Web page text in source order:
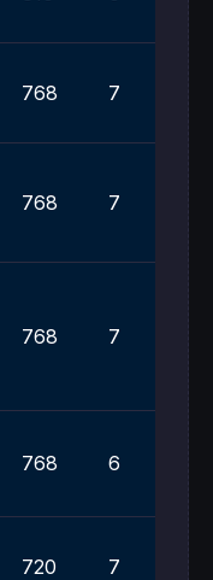
768 7
768 7
768 7
768 6
720 7